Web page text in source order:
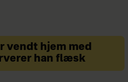
vendt hjem med
han flæsk